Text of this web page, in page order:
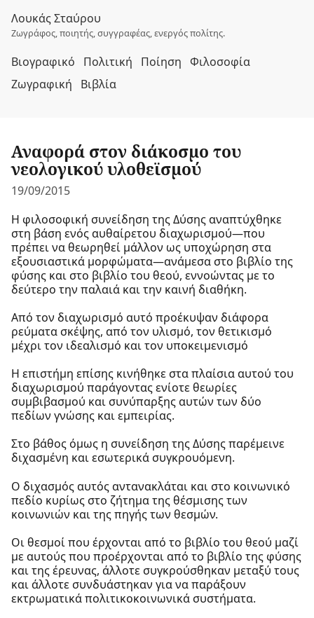
Λουκάς Σταύρου
Ζωγράφος, ποιητής, συγγραφέας, ενεργός πολίτης.
Βιογραφικό Πολιτική Ποίηση Φιλοσοφία
Ζωγραφική
Βιβλία
Αναφορά στον διάκοσμο του
νεολογικού υλοθεϊσμού
19/09/2015
Η φιλοσοφική συνείδηση της Δύσης αναπτύχθηκε
στη βάση ενός αυθαίρετου διαχωρισμού—που
πρέπει να θεωρηθεί μάλλον ως υποχώρηση στα
εξουσιαστικά μορφώματα—ανάμεσα στο βιβλίο της
φύσης και στο βιβλίο του θεού, εννοώντας με το
δεύτερο την παλαιά και την καινή διαθήκη.
Από τον διαχωρισμό αυτό προέκυψαν διάφορα
ρεύματα σκέψης, από τον υλισμό, τον θετικισμό
μέχρι τον ιδεαλισμό και τον υποκειμενισμό
H επιστήμη επίσης κινήθηκε στα πλαίσια αυτού του
διαχωρισμού παράγοντας ενίοτε θεωρίες
συμβιβασμού και συνύπαρξης αυτών των δύο
πεδίων γνώσης και εμπειρίας.
Στο βάθος όμως η συνείδηση της Δύσης παρέμεινε
διχασμένη και εσωτερικά συγκρουόμενη.
Ο διχασμός αυτός αντανακλάται και στο κοινωνικό
πεδίο κυρίως στο ζήτημα της θέσμισης των
κοινωνιών και της πηγής των θεσμών.
Οι θεσμοί που έρχονται από το βιβλίο του θεού μαζί
με αυτούς που προέρχονται από το βιβλίο της φύσης
και της έρευνας, άλλοτε συγκρούσθηκαν μεταξύ τους
και άλλοτε συνδυάστηκαν για να παράξουν
εκτρωματικά πολιτικοκοινωνικά συστήματα.